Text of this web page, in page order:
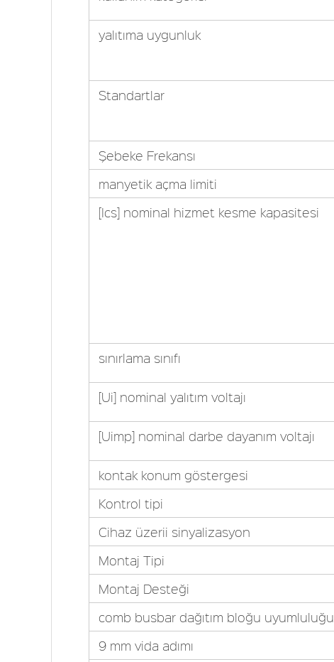
yalıtıma uygunluk
Standartlar
Şebeke Frekansı
manyetik açma limiti
[Ics] nominal hizmet kesme kapasitesi
sınırlama sınıfı
[Ui] nominal yalıtım voltajı
[Uimp] nominal darbe dayanım voltajı
kontak konum göstergesi
Kontrol tipi
Cihaz üzerii sinyalizasyon
Montaj Tipi
Montaj Desteği
comb busbar dağıtım bloğu uyumluluğu
9 mm vida adımı